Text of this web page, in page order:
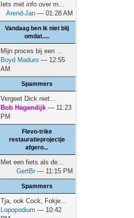
Iets met info over m...
Arend-Jan — 01:28 AM
Vandaag ben ik niet blij
omdat.....
Mijn proces bij een ...
Boyd Maduro — 12:55
AM
Spammers
Vergeet Dick niet…
Bob Hagendijk — 11:23
PM
Flevo-trike
restauratieprojectje
afgero...
Met een fiets als de...
GertBr— 11:15 PM
Spammers
Tja, ook Cock, Fokje...
Lopopodium — 10:42